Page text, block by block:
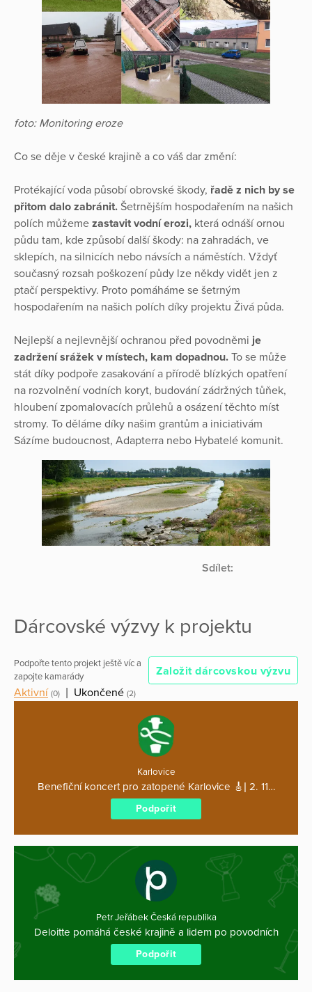
foto: Monitoring eroze
Co se děje v české krajině a co váš dar změní:
Protékající voda působí obrovské škody, řadě z nich by se
přitom dalo zabránit. Šetrnějším hospodařením na našich
polích můžeme zastavit vodní erozi, která odnáší ornou
půdu tam, kde způsobí další škody: na zahradách, ve
sklepích, na silnicích nebo návsích a náměstích. Vždyť
současný rozsah poškození půdy lze někdy vidět jen z
ptačí perspektivy. Proto pomáháme se šetrným
hospodařením na našich polích díky projektu Živá půda.
Nejlepší a nejlevnější ochranou před povodněmi je
zadržení srážek v místech, kam dopadnou. To se může
stát díky podpoře zasakování a přírodě blízkých opatření
na rozvolnění vodních koryt, budování zádržných tůňek,
hloubení zpomalovacích průlehů a osázení těchto míst
stromy. To děláme díky našim grantům a iniciativám
Sázíme budoucnost, Adapterra nebo Hybatelé komunit.
Sdílet:
Dárcovské výzvy k projektu
Podpořte tento projekt ještě víc a
zapojte kamarády
Založit dárcovskou výzvu
Aktivní (0) | Ukončené (2)
Karlovice
Benefiční koncert pro zatopené Karlovice 🎸| 2. 11…
Podpořit
Petr Jeřábek Česká republika
Deloitte pomáhá české krajině a lidem po povodních
Podpořit